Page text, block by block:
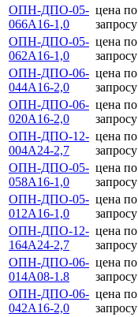
ОПН-ДПО-05-
066А16-1,0
цена по
запросу
ОПН-ДПО-05-
062А16-1,0
цена по
запросу
ОПН-ДПО-06-
044А16-2,0
цена по
запросу
ОПН-ДПО-06-
020А16-2,0
цена по
запросу
ОПН-ДПО-12-
004А24-2,7
цена по
запросу
ОПН-ДПО-05-
058А16-1,0
цена по
запросу
ОПН-ДПО-05-
012А16-1,0
цена по
запросу
ОПН-ДПО-12-
164А24-2,7
цена по
запросу
ОПН-ДПО-06-
014А08-1.8
цена по
запросу
ОПН-ДПО-06-
042А16-2,0
цена по
запросу